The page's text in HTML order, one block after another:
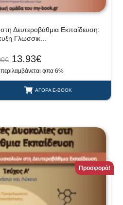
Δευτεροβάθμια Εκπαίδευση:
Γλωσσικ...
€ 13.93€
φπα 6%
ΑΓΟΡΆ E-BOOK
Προσφορά!